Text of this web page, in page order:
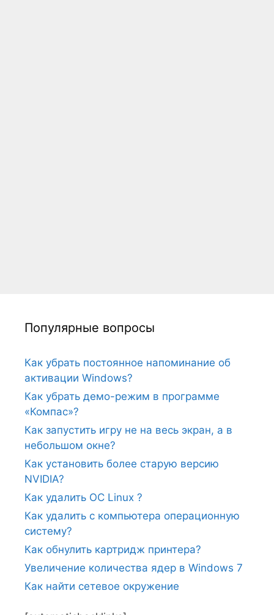
Популярные вопросы
Как убрать постоянное напоминание об
активации Windows?
Как убрать демо-режим в программе
«Компас»?
Как запустить игру не на весь экран, а в
небольшом окне?
Как установить более старую версию
NVIDIA?
Как удалить ОС Linux ?
Как удалить с компьютера операционную
систему?
Как обнулить картридж принтера?
Увеличение количества ядер в Windows 7
Как найти сетевое окружение